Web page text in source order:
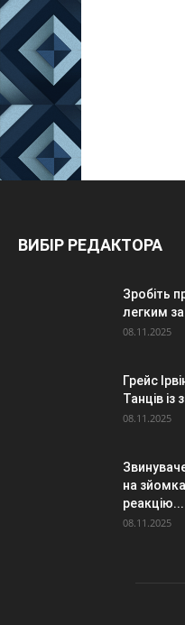
ВИБІР РЕДАКТОРА
Зробіть
легким
08.11.2025
Грейс
Танців із
08.11.2025
на
реакцію...
08.11.2025